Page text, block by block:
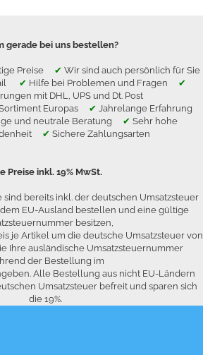
gerade bei uns bestellen?
Preise ✔ Wir sind auch persönlich für Sie
✔ Hilfe bei Problemen und Fragen ✔
mit DHL, UPS und Dt. Post
Europas ✔ Jahrelange Erfahrung
und neutrale Beratung ✔ Sehr hohe
✔ Sichere Zahlungsarten
Preise inkl. 19% MwSt.
bereits inkl. der deutschen Umsatzsteuer
dem EU-Ausland bestellen und eine gültige
besitzen,
je Artikel um die deutsche Umsatzsteuer von
Ihre ausländische Umsatzsteuernummer
der Bestellung im
Alle Bestellung aus nicht EU-Ländern
Umsatzsteuer befreit und sparen sich
die 19%.